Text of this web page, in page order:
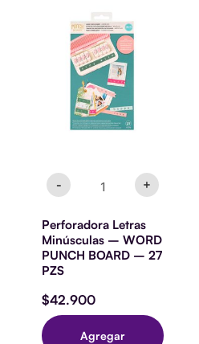
-
Letras
Minúsculas
-
WORD
PUNCH
BOARD
-
27
PZS
+
Perforadora Letras
Minúsculas – WORD
PUNCH BOARD – 27
PZS
$42.900
Agregar